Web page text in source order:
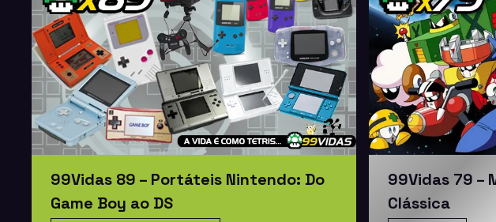
99Vidas 89 – Portáteis Nintendo: Do
Game Boy ao DS
99Vidas 79 –
Clássica